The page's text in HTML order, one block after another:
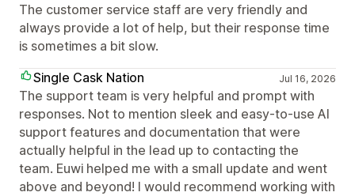
The customer service staff are very friendly and
always provide a lot of help, but their response time
is sometimes a bit slow.
Single Cask Nation
Jul 16, 2026
The support team is very helpful and prompt with
responses. Not to mention sleek and easy-to-use AI
support features and documentation that were
actually helpful in the lead up to contacting the
team. Euwi helped me with a small update and went
above and beyond! I would recommend working with